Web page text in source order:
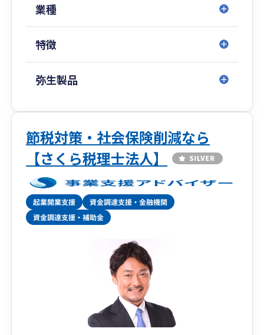
税務調査に対応できる会計処理・申告書作成を心
掛けております。
スタートアップ・開業・会社設立・資金調達を支
力を、初歩からわかりやすく説明いたします。
LINEグループの作成による素早いレスポンス、デ
ータの共有、メールのやり取り、オンライン会議
にも対応していますので、面談のお時間が取れな
い方でも大丈夫です。
「インボイス制度」「電子帳簿保存法」について
も、面談の際詳しくお伝えいたします。
業種
特徴
弥生製品
節税対策・社会保険削減なら
【さくら税理士法人】